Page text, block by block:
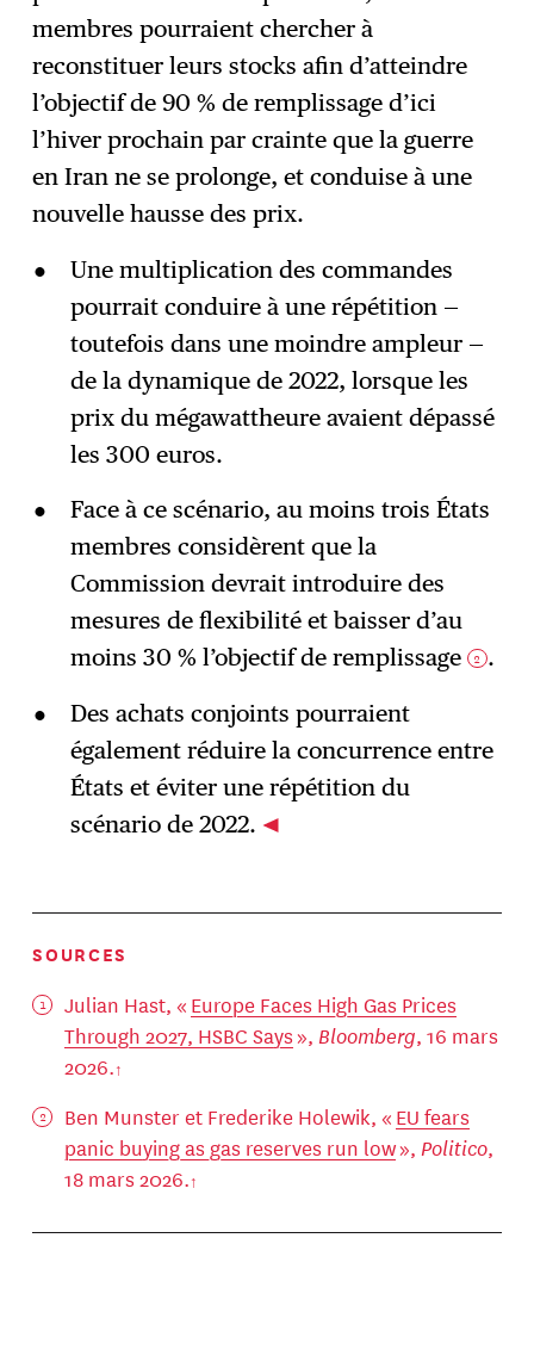
membres pourraient chercher à
reconstituer leurs stocks afin d’atteindre
l’objectif de 90 % de remplissage d’ici
l’hiver prochain par crainte que la guerre
en Iran ne se prolonge, et conduise à une
nouvelle hausse des prix.
Une multiplication des commandes
pourrait conduire à une répétition —
toutefois dans une moindre ampleur —
de la dynamique de 2022, lorsque les
prix du mégawattheure avaient dépassé
les 300 euros.
Face à ce scénario, au moins trois États
membres considèrent que la
Commission devrait introduire des
mesures de flexibilité et baisser d’au
moins 30 % l’objectif de remplissage
2 .
Des achats conjoints pourraient
également réduire la concurrence entre
États et éviter une répétition du
scénario de 2022.
SOURCES
Julian Hast, « Europe Faces High Gas Prices
Through 2027, HSBC Says», Bloomberg, 16 mars
2026.
Ben Munster et Frederike Holewik, « EU fears
panic buying as gas reserves run low», Politico,
18 mars 2026.